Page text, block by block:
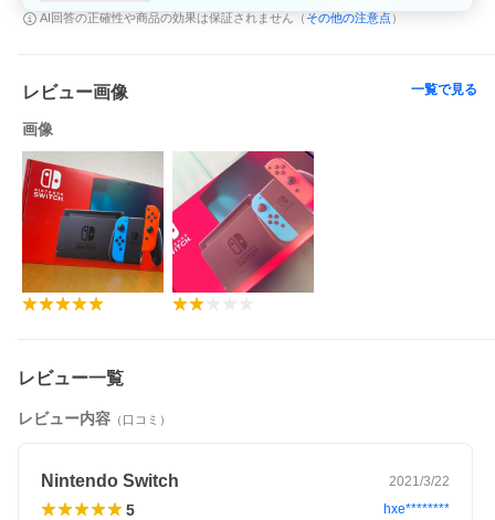
AI回答の正確性や商品の効果は保証されません（ その他の注意点 ）
レビュー画像 一覧で見る
画像
レビュー一覧
レビュー内容 （口コミ）
Nintendo Switch 2021/3/22
5 hxe********